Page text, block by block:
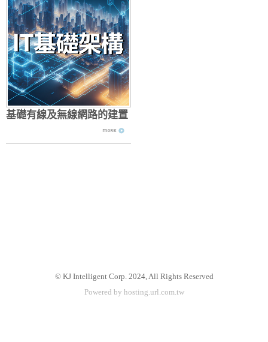
基礎有線及無線網路的建置
© KJ Intelligent Corp. 2024, All Rights Reserved
Powered by hosting.url.com.tw